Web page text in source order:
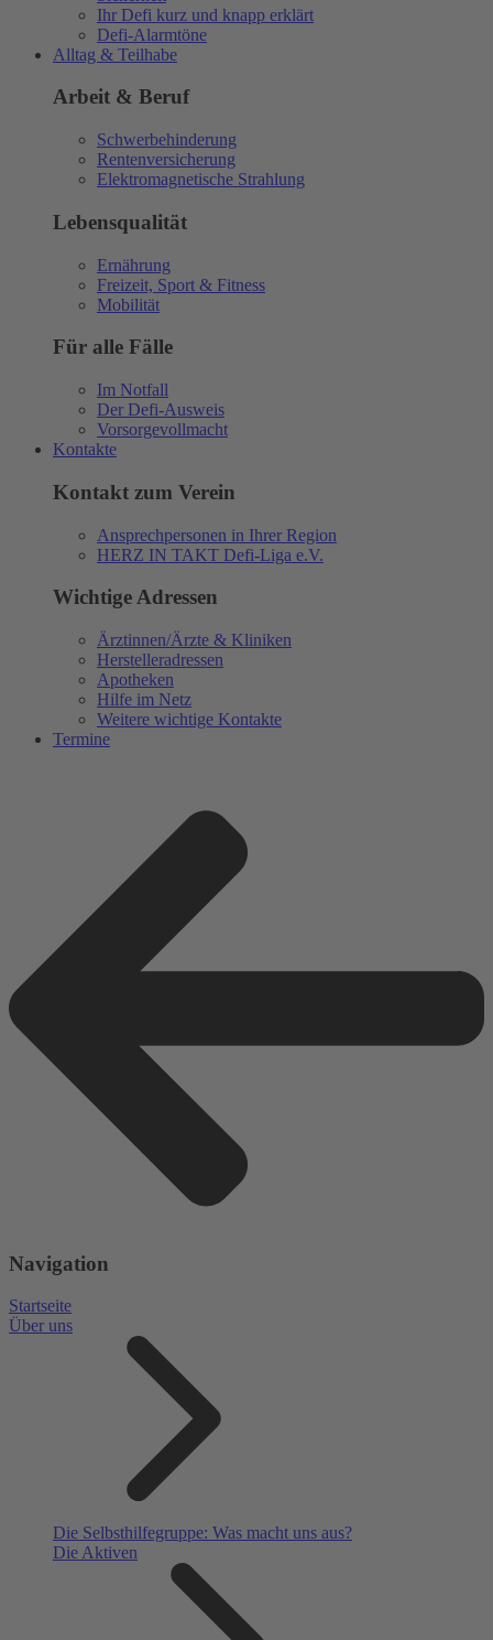
Ihr Defi kurz und knapp erklärt
Defi-Alarmtöne
Alltag & Teilhabe
Arbeit & Beruf
Schwerbehinderung
Rentenversicherung
Elektromagnetische Strahlung
Lebensqualität
Ernährung
Freizeit, Sport & Fitness
Mobilität
Für alle Fälle
Im Notfall
Der Defi-Ausweis
Vorsorgevollmacht
Kontakte
Kontakt zum Verein
Ansprechpersonen in Ihrer Region
HERZ IN TAKT Defi-Liga e.V.
Wichtige Adressen
Ärztinnen/Ärzte & Kliniken
Herstelleradressen
Apotheken
Hilfe im Netz
Weitere wichtige Kontakte
Termine
Navigation
Startseite
Über uns
Die Selbsthilfegruppe: Was macht uns aus?
Die Aktiven